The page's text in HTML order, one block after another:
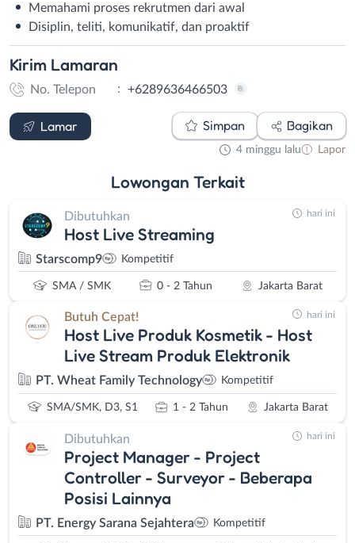
Memahami proses rekrutmen dari awal
Disiplin, teliti, komunikatif, dan proaktif
Kirim Lamaran
No. Telepon : +6289636466503
Lamar
WhatsApp
Simpan Bagikan
4 minggu lalu Lapor
Lowongan Terkait
Dibutuhkan
Host Live Streaming
Starscomp9 Kompetitif
SMA / SMK 0 - 2 Tahun Jakarta Barat
hari ini
Butuh Cepat!
Host Live Produk Kosmetik - Host
Live Stream Produk Elektronik
PT. Wheat Family Technology Kompetitif
SMA/SMK, D3, S1 1 - 2 Tahun Jakarta Barat
hari ini
Dibutuhkan
Project Manager - Project
Controller - Surveyor - Beberapa
Posisi Lainnya
PT. Energy Sarana Sejahtera Kompetitif
hari ini